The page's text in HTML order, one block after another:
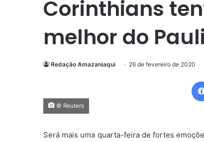
Corinthians
melhor do
Redação Amazaniaqui 26 de fevereiro de 2020
© Reuters
Será mais uma quarta-feira de fortes